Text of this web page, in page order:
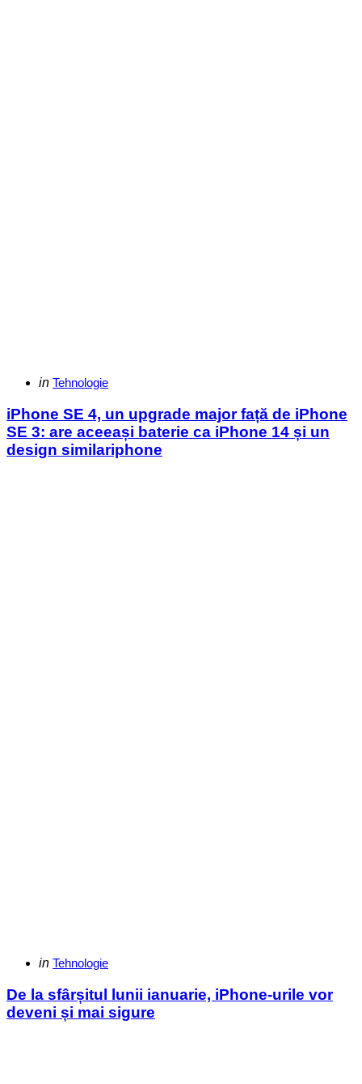
Categories
Posted
in Tehnologie
iPhone SE 4, un upgrade major față de iPhone
SE 3: are aceeași baterie ca iPhone 14 și un
design similariphone
Categories
Posted
in Tehnologie
De la sfârșitul lunii ianuarie, iPhone-urile vor
deveni și mai sigure